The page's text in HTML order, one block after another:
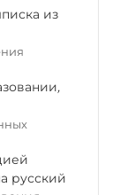
из
,
русский